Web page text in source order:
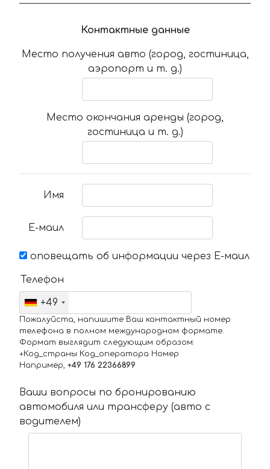
Контактные данные
Место получения авто (город, гостиница,
аэропорт и т. д.)
Место окончания аренды (город,
гостиница и т. д.)
Имя
Е-маил
оповещать об информации через Е-маил
Телефон
+49
Пожалуйста, напишите Ваш контактный номер
телефона в полном международном формате.
Формат выглядит следующим образом:
+Код_страны Код_оператора Номер
Например, +49 176 22366899
Ваши вопросы по бронированию
автомобиля или трансферу (авто с
водителем)